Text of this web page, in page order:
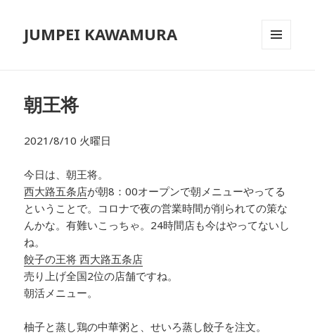
JUMPEI KAWAMURA
朝王将
2021/8/10 火曜日
今日は、朝王将。
西大路五条店が朝8：00オープンで朝メニューやってる
ということで。コロナで夜の営業時間が削られての策な
んかな。有難いこっちゃ。24時間店も今はやってないし
ね。
餃子の王将 西大路五条店
売り上げ全国2位の店舗ですね。
朝活メニュー。
柚子と蒸し鶏の中華粥と、せいろ蒸し餃子を注文。